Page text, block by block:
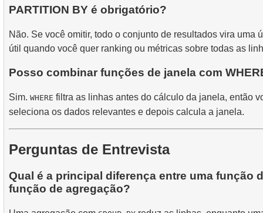
PARTITION BY é obrigatório?
Não. Se você omitir, todo o conjunto de resultados vira uma
útil quando você quer ranking ou métricas sobre todas as
Posso combinar funções de janela com
Sim. WHERE filtra as linhas antes do cálculo da janela, então
seleciona os dados relevantes e depois calcula a janela.
Perguntas de Entrevista
Qual é a principal diferença entre uma função
função de agregação?